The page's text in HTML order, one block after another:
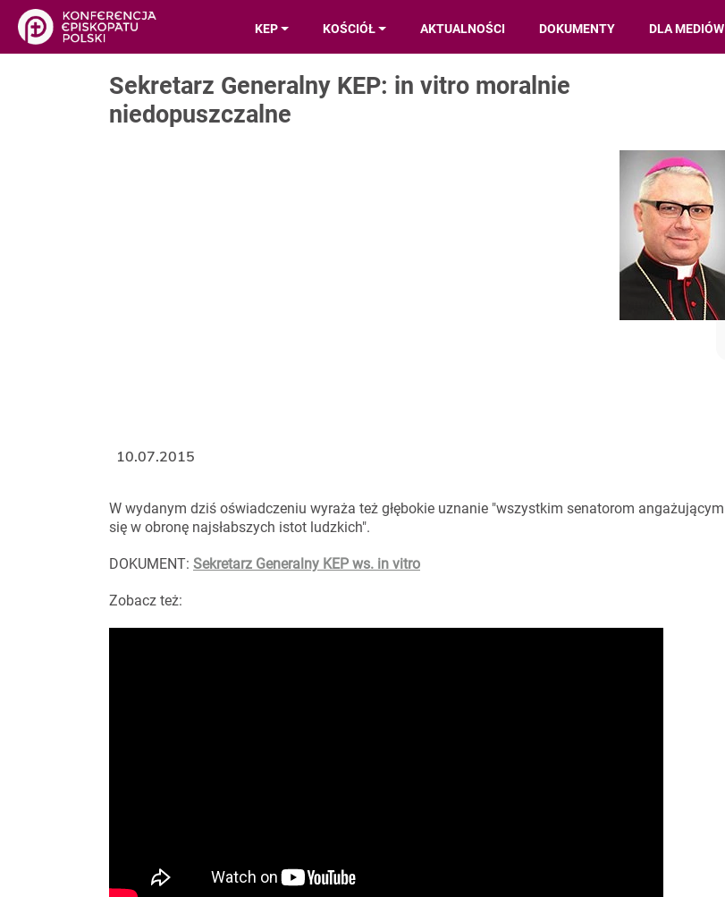
KEP KOŚCIÓŁ AKTUALNOŚCI DOKUMENTY DLA MEDIÓW
Sekretarz Generalny KEP: in vitro moralnie
niedopuszczalne
W wydanym dziś oświadczeniu wyraża też głębokie uznanie "wszystkim senatorom angażującym
się w obronę najsłabszych istot ludzkich".
DOKUMENT: Sekretarz Generalny KEP ws. in vitro
Zobacz też:
10.07.2015